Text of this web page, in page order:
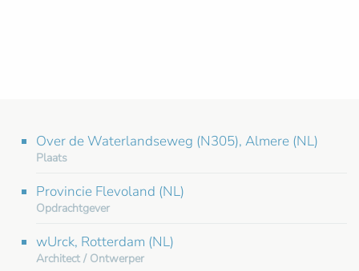
Over de Waterlandseweg (N305), Almere (NL)
Plaats
Provincie Flevoland (NL)
Opdrachtgever
wUrck, Rotterdam (NL)
Architect / Ontwerper